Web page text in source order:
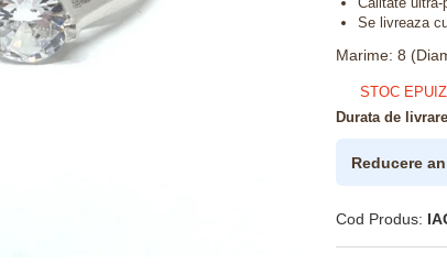
Se livreaza
Marime: 8
STOC
Durata de
Reducere
Cod Produs: